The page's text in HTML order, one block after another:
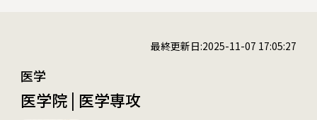
最終更新日:2025-11-07 17:05:27
医学
医学院 | 医学専攻